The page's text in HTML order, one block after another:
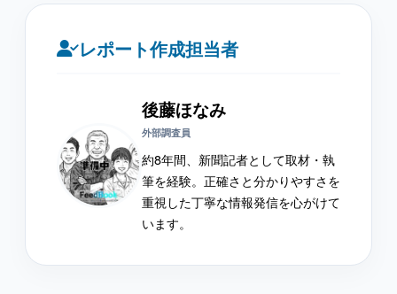
レポート作成担当者
後藤ほなみ
外部調査員
約8年間、新聞記者として取材・執
筆を経験。正確さと分かりやすさを
重視した丁寧な情報発信を心がけて
います。